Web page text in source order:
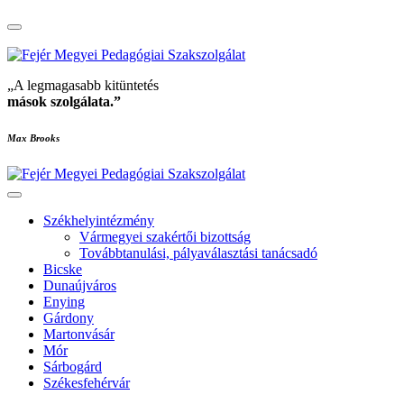
„A legmagasabb kitüntetés
mások szolgálata.”
Max Brooks
Székhelyintézmény
Vármegyei szakértői bizottság
Továbbtanulási, pályaválasztási tanácsadó
Bicske
Dunaújváros
Enying
Gárdony
Martonvásár
Mór
Sárbogárd
Székesfehérvár